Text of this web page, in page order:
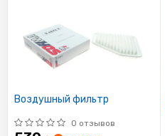
Воздушный фильтр
0 отзывов